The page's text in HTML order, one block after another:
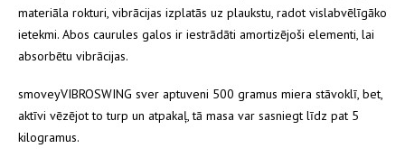
materiāla rokturi, vibrācijas izplatās uz plaukstu, radot vislabvēlīgāko
ietekmi. Abos caurules galos ir iestrādāti amortizējoši elementi, lai
absorbētu vibrācijas.
smoveyVIBROSWING sver aptuveni 500 gramus miera stāvoklī, bet,
aktīvi vēzējot to turp un atpakaļ, tā masa var sasniegt līdz pat 5
kilogramus.